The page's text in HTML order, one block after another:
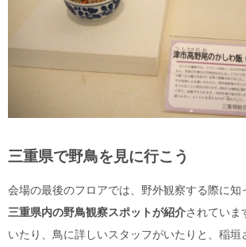
三重県で野鳥を見に行こう
会場の最後のフロアでは、野外観察する際に
三重県内の野鳥観察スポットが紹介されていま
いたり、鳥に詳しいスタッフがいたりと、稲